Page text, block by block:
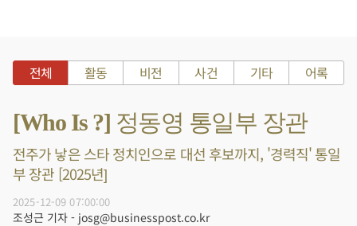
전체 활동 비전 사건 기타 어록
[Who Is ?] 정동영 통일부 장관
전주가 낳은 스타 정치인으로 대선 후보까지, '경력직' 통일
부 장관 [2025년]
2025-12-09 07:00:00
조성근 기자 - josg@businesspost.co.kr